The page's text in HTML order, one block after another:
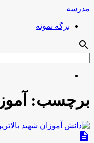
مدرسه
برگه نمونه
search
برچسب:
description